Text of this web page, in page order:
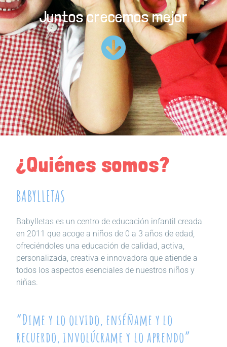
Juntos crecemos mejor
¿Quiénes somos?
BABYLLETAS
Babylletas es un centro de educación infantil creada
en 2011 que acoge a niños de 0 a 3 años de edad,
ofreciéndoles una educación de calidad, activa,
personalizada, creativa e innovadora que atiende a
todos los aspectos esenciales de nuestros niños y
niñas.
“Dime y lo olvido, enséñame y lo
recuerdo, involúcrame y lo aprendo”